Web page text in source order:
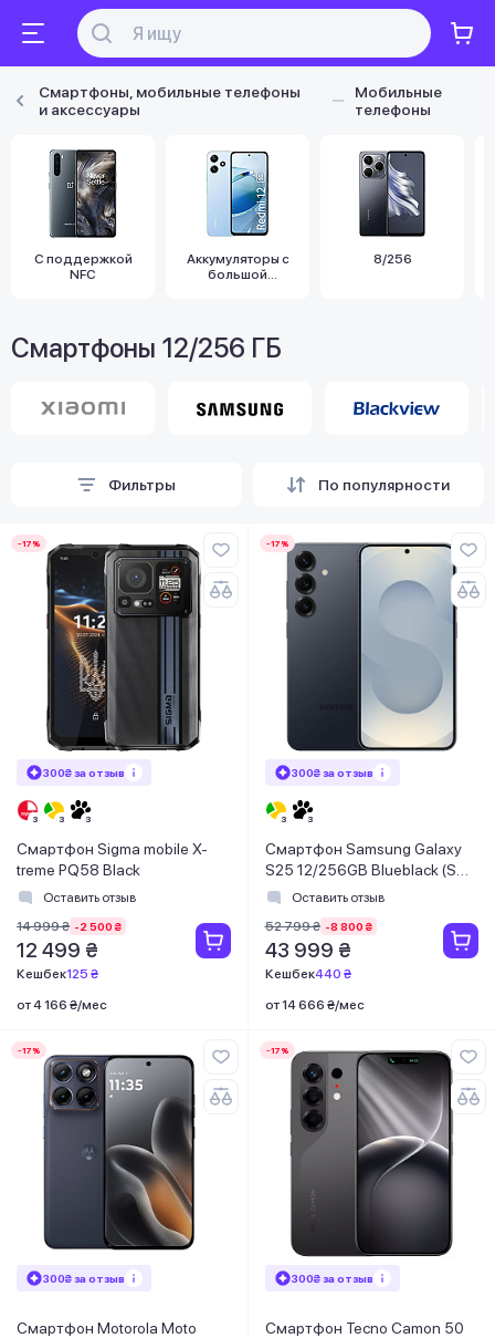
Смартфоны, мобильные телефоны
и аксессуары
Мобильные
телефоны
С поддержкой
NFC
Аккумуляторы с
большой
8/256
Смартфоны 12/256 ГБ
Фильтры По популярности
-17%
300₴ за отзыв
Смартфон Sigma mobile X-
treme PQ58 Black
Оставить отзыв
14 999 ₴ -2 500 ₴
12 499 ₴
Кешбек125 ₴
от 4 166 ₴/мес
-17%
300₴ за отзыв
Смартфон Samsung Galaxy
S25 12/256GB Blueblack (SM-
S931BZKGEUC)
Оставить отзыв
52 799 ₴ -8 800 ₴
43 999 ₴
Кешбек440 ₴
от 14 666 ₴/мес
-17%
300₴ за отзыв
Смартфон Motorola Moto
-17%
300₴ за отзыв
Смартфон Tecno Camon 50